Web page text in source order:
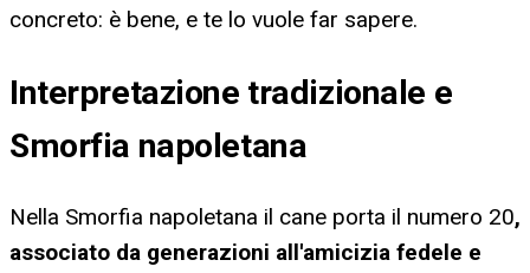
concreto: è bene, e te lo vuole far sapere.
Interpretazione tradizionale e
Smorfia napoletana
Nella Smorfia napoletana il cane porta il numero 20,
associato da generazioni all'amicizia fedele e